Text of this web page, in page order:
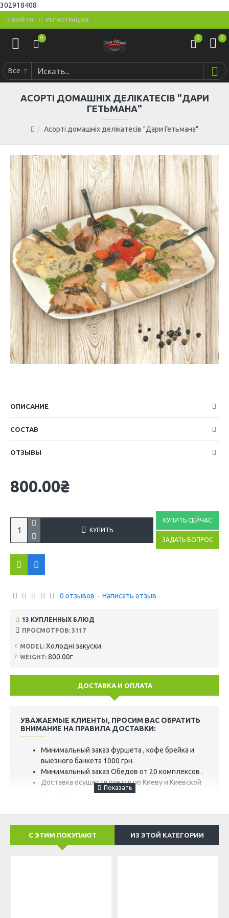
302918408
ВОЙТИ РЕГИСТРАЦИЯ
0 0 0
Все
Асорті домашніх делікатесів "Дари Гетьмана"
АСОРТІ ДОМАШНІХ ДЕЛІКАТЕСІВ "ДАРИ
ГЕТЬМАНА"
ОПИСАНИЕ
СОСТАВ
ОТЗЫВЫ
MODEL: Холодні закуски
WEIGHT: 800.00г
13 КУПЛЕННЫХ БЛЮД
ПРОСМОТРОВ: 3117
0 отзывов - Написать отзыв
800.00₴
КУПИТЬ
КУПИТЬ СЕЙЧАС
ЗАДАТЬ ВОПРОС
ДОСТАВКА И ОПЛАТА
УВАЖАЕМЫЕ КЛИЕНТЫ, ПРОСИМ ВАС ОБРАТИТЬ
ВНИМАНИЕ НА ПРАВИЛА ДОСТАВКИ:
Минимальный заказ фуршета , кофе брейка и
выезного банкета 1000 грн.
Минимальный заказ Обедов от 20 комплексов .
Доставка осуществляется по Киеву и Киевской
области.
1500 гр – от 150 грн.
При заказе от 1500 грн доставка по Киеву
бесплатна.
Цена доставки по Киевской области, зависит от
С ЭТИМ ПОКУПАЮТ ИЗ ЭТОЙ КАТЕГОРИИ